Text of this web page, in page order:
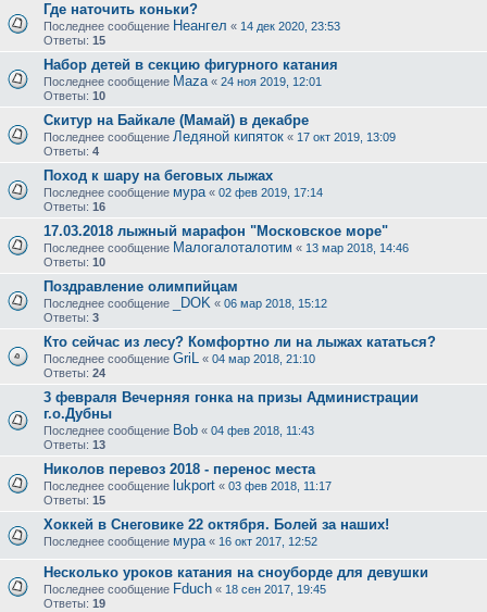
Где наточить коньки?
Последнее сообщение Неангел « 14 дек 2020, 23:53
Ответы: 15
Набор детей в секцию фигурного катания
Последнее сообщение Maza « 24 ноя 2019, 12:01
Ответы: 10
Скитур на Байкале (Мамай) в декабре
Последнее сообщение Ледяной кипяток « 17 окт 2019, 13:09
Ответы: 4
Поход к шару на беговых лыжах
Последнее сообщение мура « 02 фев 2019, 17:14
Ответы: 16
17.03.2018 лыжный марафон "Московское море"
Последнее сообщение Малогалоталотим « 13 мар 2018, 14:46
Ответы: 10
Поздравление олимпийцам
Последнее сообщение _DOK « 06 мар 2018, 15:12
Ответы: 3
Кто сейчас из лесу? Комфортно ли на лыжах кататься?
Последнее сообщение GriL « 04 мар 2018, 21:10
Ответы: 24
3 февраля Вечерняя гонка на призы Администрации
г.о.Дубны
Последнее сообщение Bob « 04 фев 2018, 11:43
Ответы: 13
Николов перевоз 2018 - перенос места
Последнее сообщение lukport « 03 фев 2018, 11:17
Ответы: 15
Хоккей в Снеговике 22 октября. Болей за наших!
Последнее сообщение мура « 16 окт 2017, 12:52
Несколько уроков катания на сноуборде для девушки
Последнее сообщение Fduch « 18 сен 2017, 19:45
Ответы: 19